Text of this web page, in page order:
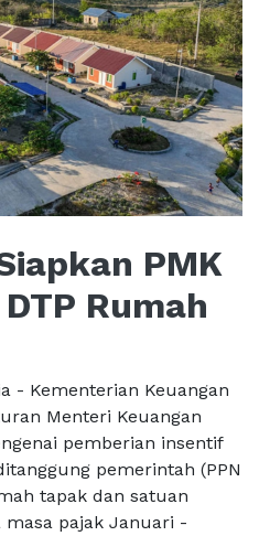
PMK
Rumah
- Kementerian Keuangan
Menteri Keuangan
pemberian insentif
pemerintah (PPN
tapak dan satuan
pajak Januari -